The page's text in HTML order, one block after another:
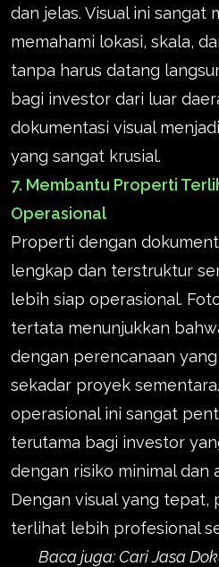
dan jelas. Visual ini sangat
memahami lokasi, skala,
tanpa harus datang
bagi investor dari luar
dokumentasi visual
yang sangat krusial.
7. Membantu Properti
Operasional
Properti dengan
lengkap dan terstruktur
lebih siap operasional.
tertata menunjukkan
dengan perencanaan
sekadar proyek
operasional ini sangat
terutama bagi investor
dengan risiko minimal dan
Dengan visual yang tepat,
terlihat lebih profesional
Baca juga:Cari Jasa